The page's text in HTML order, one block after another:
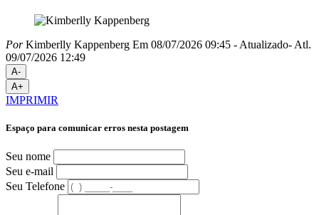
PorKimberlly Kappenberg Em 08/07/2026 09:45 - Atualizado- Atl.
09/07/2026 12:49
A-
A+
IMPRIMIR
Espaço para comunicar erros nesta postagem
Seu nome
Seu e-mail
Seu Telefone